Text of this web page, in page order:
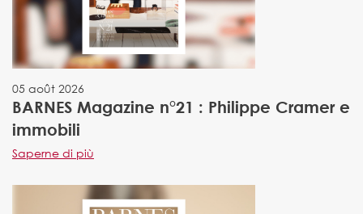
05 août 2026
BARNES Magazine n°21 : Philippe Cramer e
immobili
Saperne di più